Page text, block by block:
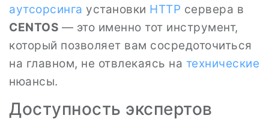
аутсорсинга установки HTTP сервера в
CENTOS — это именно тот инструмент,
который позволяет вам сосредоточиться
на главном, не отвлекаясь на технические
нюансы.
Доступность экспертов